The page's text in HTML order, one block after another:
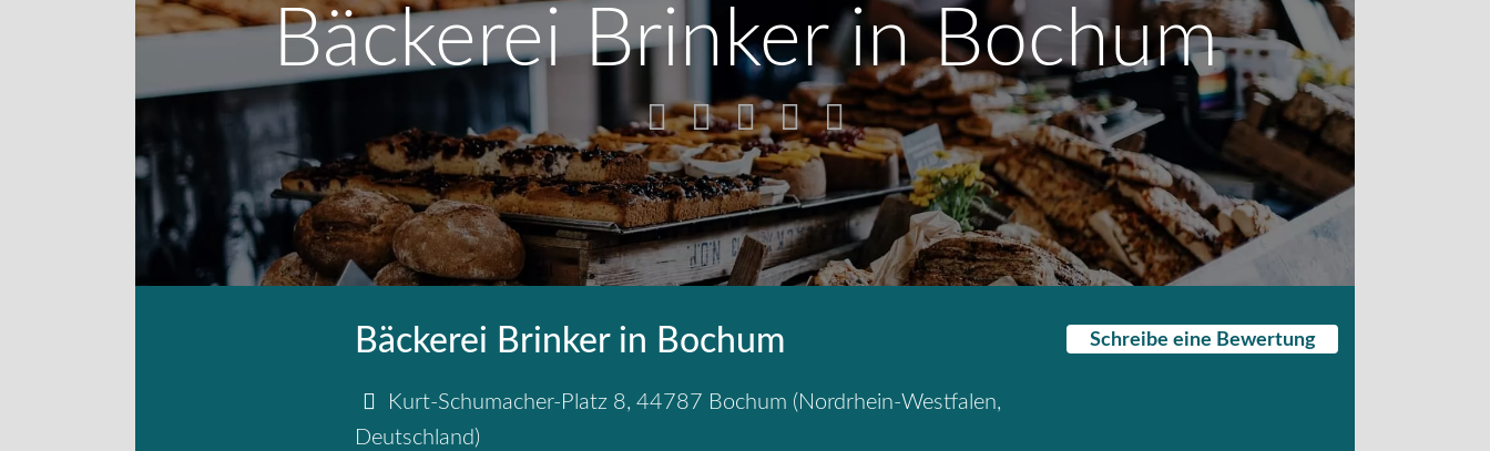
Bäckerei Brinker in Bochum
Bäckerei Brinker in Bochum
Kurt-Schumacher-Platz 8,44787 Bochum ( Nordrhein-Westfalen,
Deutschland)
Schreibe eine Bewertung